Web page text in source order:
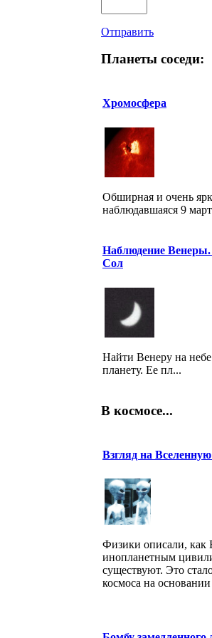
Отправить
Планеты соседи:
Хромосфера
Обширная и очень
наблюдавшаяся 9
Наблюдение
Сол
Найти Венеру на
планету. Ее пл...
В космосе...
Взгляд на
Физики описали, как
инопланетным
существуют. Это
космоса на